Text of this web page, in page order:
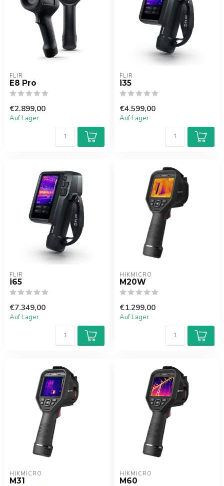
FLIR
E8 Pro
€2.899,00
Auf Lager
FLIR
i35
€4.599,00
Auf Lager
FLIR
i65
€7.349,00
Auf Lager
HIKMICRO
M20W
€1.299,00
Auf Lager
HIKMICRO
M31
HIKMICRO
M60